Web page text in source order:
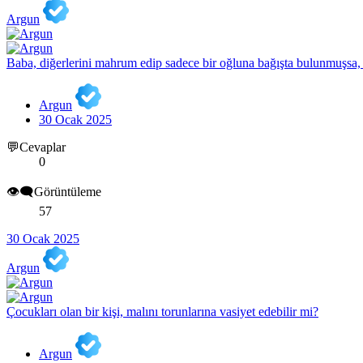
Argun
Baba, diğerlerini mahrum edip sadece bir oğluna bağışta
Argun
30 Ocak 2025
💬Cevaplar
0
👁️‍🗨️Görüntüleme
57
30 Ocak 2025
Argun
Çocukları olan bir kişi, malını torunlarına vasiyet edebilir mi?
Argun